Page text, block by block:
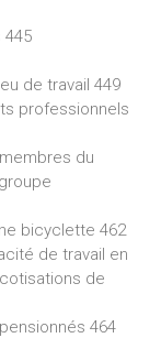
445
de travail 449
professionnels
du
bicyclette 462
de travail en
de
464